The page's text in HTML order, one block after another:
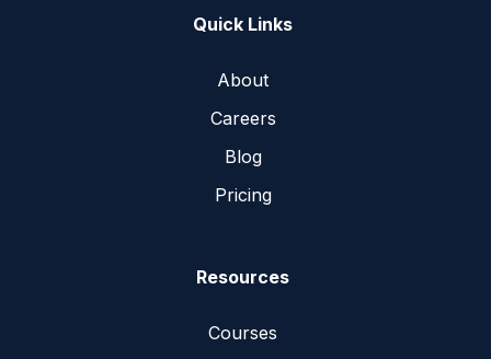
Quick Links
About
Careers
Blog
Pricing
Resources
Courses